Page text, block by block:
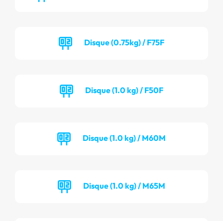
Disque (0.75kg) / F75F
Disque (1.0 kg) / F50F
Disque (1.0 kg) / M60M
Disque (1.0 kg) / M65M